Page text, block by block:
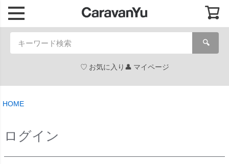
🔍
お気に入り マイページ
HOME
ログイン